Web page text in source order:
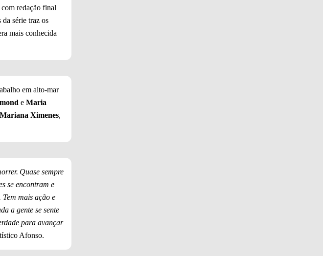
com redação final
série traz os
mais conhecida
em alto-mar
e Maria
Mariana Ximenes,
Quase sempre
se encontram e
mais ação e
a gente se sente
para avançar
Afonso.